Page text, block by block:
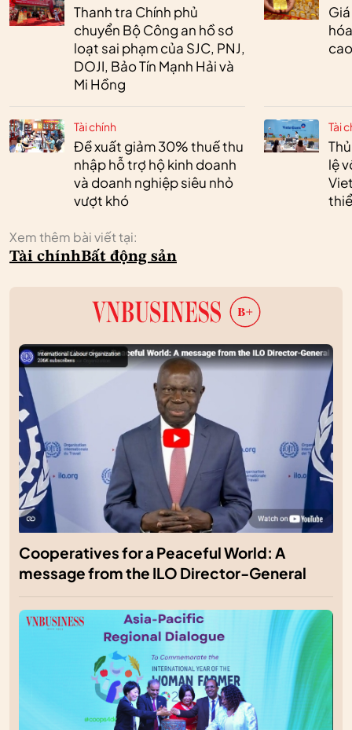
Thanh tra Chính phủ
chuyển Bộ Công an hồ sơ
loạt sai phạm của SJC, PNJ,
DOJI, Bảo Tín Mạnh Hải và
Mi Hồng
Tài chính
Đề xuất giảm 30% thuế thu
nhập hỗ trợ hộ kinh doanh
và doanh nghiệp siêu nhỏ
vượt khó
Tài
lệ
Xem thêm bài viết tại:
Tài chínhBất động sản
Cooperatives for a Peaceful World: A
message from the ILO Director-General